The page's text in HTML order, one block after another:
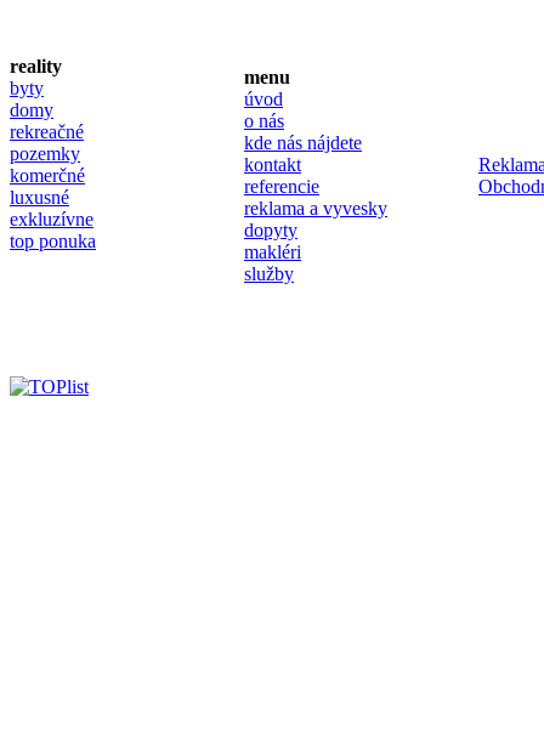
reality
byty
domy
rekreačné
pozemky
komerčné
luxusné
exkluzívne
top ponuka
menu
úvod
o nás
kde nás nájdete
kontakt
referencie
reklama a vyvesky
dopyty
makléri
služby